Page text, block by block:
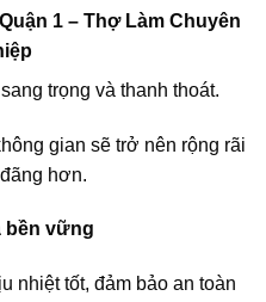
1 – Thợ Làm Chuyên
trọng và thanh thoát.
gian sẽ trở nên rộng rãi
hơn.
bền vững
nhiệt tốt, đảm bảo an toàn